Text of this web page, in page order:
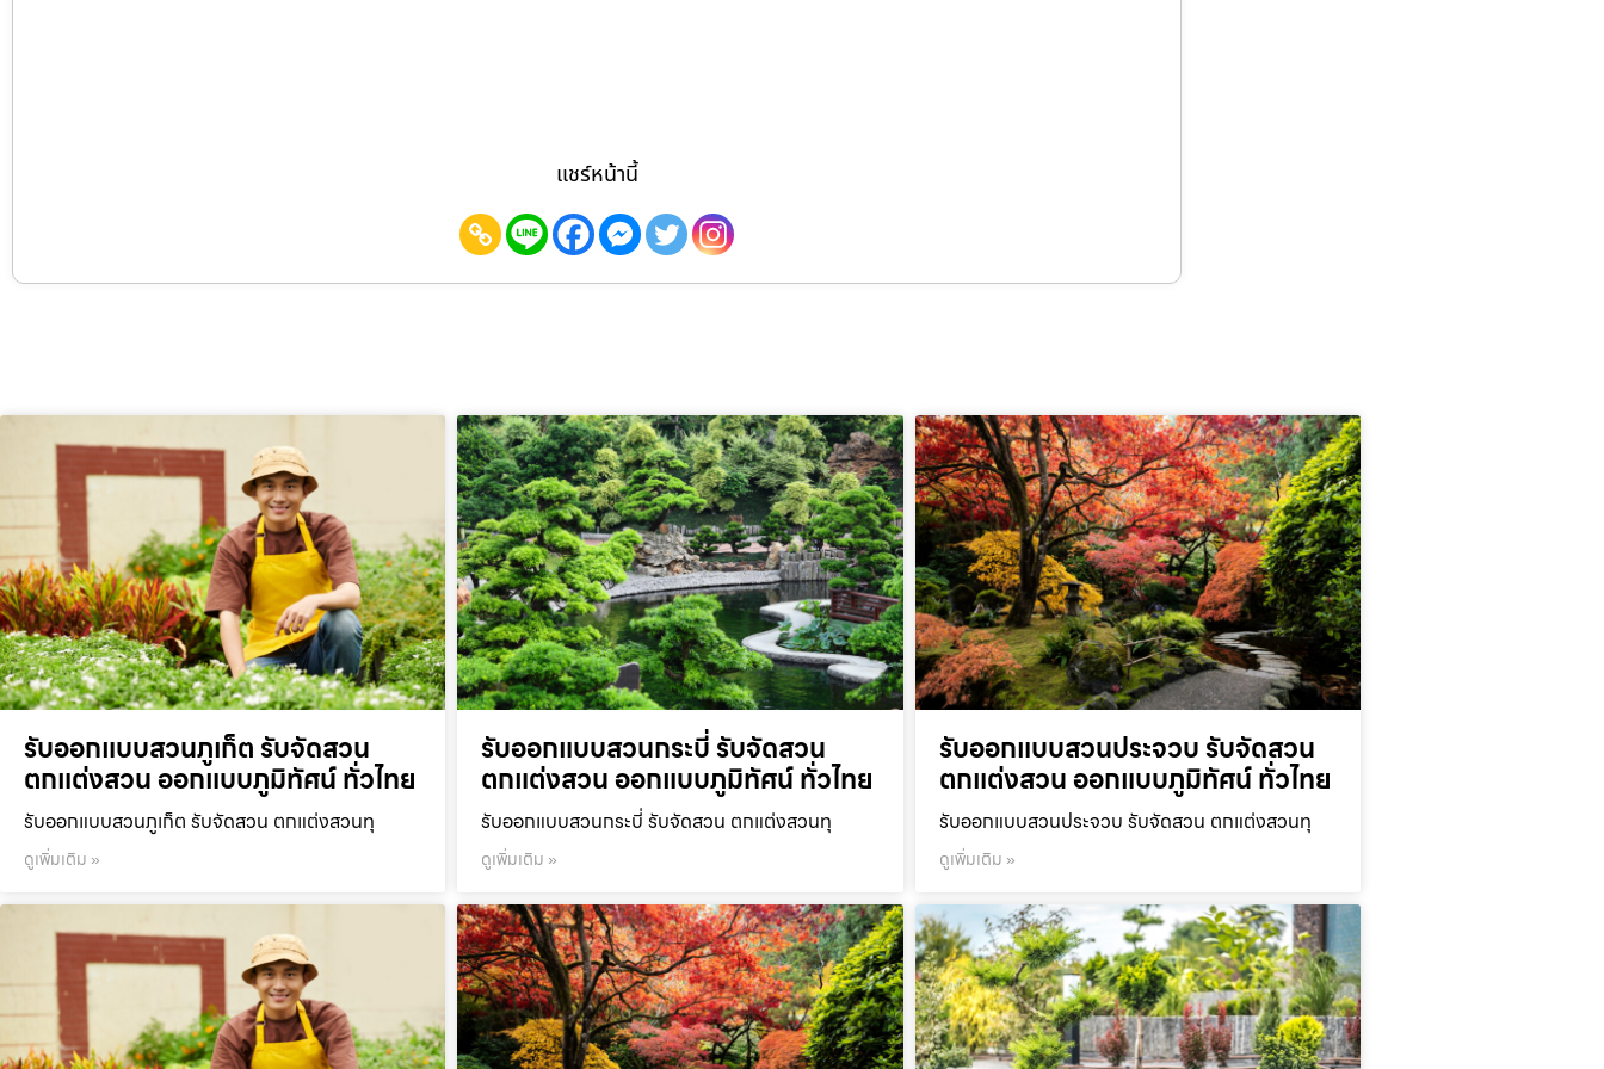
แชร์หน้านี้
รับออกแบบสวนภูเก็ต รับจัดสวน
ตกแต่งสวน ออกแบบภูมิทัศน์ ทั่วไทย
รับออกแบบสวนภูเก็ต รับจัดสวน ตกแต่งสวนทุ
ดูเพิ่มเติม »
รับออกแบบสวนกระบี่ รับจัดสวน
ตกแต่งสวน ออกแบบภูมิทัศน์ ทั่วไทย
รับออกแบบสวนกระบี่ รับจัดสวน ตกแต่งสวนทุ
ดูเพิ่มเติม »
รับออกแบบสวนประจวบ รับจัดสวน
ตกแต่งสวน ออกแบบภูมิทัศน์ ทั่วไทย
รับออกแบบสวนประจวบ รับจัดสวน ตกแต่งสวนทุ
ดูเพิ่มเติม »